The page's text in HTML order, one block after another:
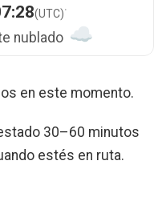
(UTC)·
nublado
en este momento.
30–60 minutos
estés en ruta.